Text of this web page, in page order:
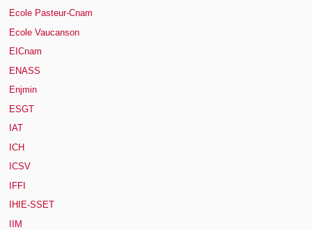
Ecole Pasteur-Cnam
Ecole Vaucanson
EICnam
ENASS
Enjmin
ESGT
IAT
ICH
ICSV
IFFI
IHIE-SSET
IIM